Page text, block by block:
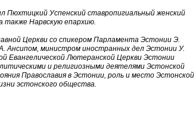
Пюхтицкий Успенский ставропигиальный женский
также Нарвскую епархию.
Церкви со спикером Парламента Эстонии Э.
Ансипом, министром иностранных дел Эстонии У.
Евангелической Лютеранской Церкви Эстонии
и религиозными деятелями Эстонской
Православия в Эстонии, роль и место Эстонской
эстонского общества.